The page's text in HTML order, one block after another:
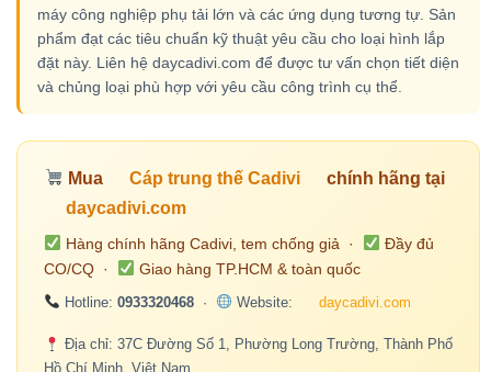
máy công nghiệp phụ tải lớn và các ứng dụng tương tự. Sản
phẩm đạt các tiêu chuẩn kỹ thuật yêu cầu cho loại hình lắp
đặt này. Liên hệ daycadivi.com để được tư vấn chọn tiết diện
và chủng loại phù hợp với yêu cầu công trình cụ thể.
Mua Cáp trung thế Cadivi
chính hãng tại
daycadivi.com
Hàng chính hãng Cadivi, tem chống giả ·
Đầy đủ
CO/CQ ·
Giao hàng TP.HCM & toàn quốc
Hotline: 0933320468· Website: daycadivi.com
Địa chỉ: 37C Đường Số 1, Phường Long Trường, Thành Phố
Hồ Chí Minh, Việt Nam